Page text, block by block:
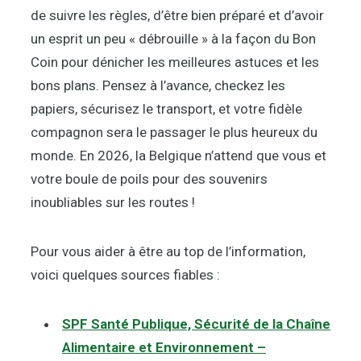
de suivre les règles, d’être bien préparé et d’avoir
un esprit un peu « débrouille » à la façon du Bon
Coin pour dénicher les meilleures astuces et les
bons plans. Pensez à l’avance, checkez les
papiers, sécurisez le transport, et votre fidèle
compagnon sera le passager le plus heureux du
monde. En 2026, la Belgique n’attend que vous et
votre boule de poils pour des souvenirs
inoubliables sur les routes !
Pour vous aider à être au top de l’information,
voici quelques sources fiables :
SPF Santé Publique, Sécurité de la Chaîne
Alimentaire et Environnement –